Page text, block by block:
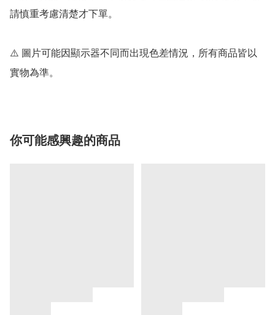
請慎重考慮清楚才下單。
⚠️ 圖片可能因顯示器不同而出現色差情況，所有商品皆以
實物為準。
你可能感興趣的商品